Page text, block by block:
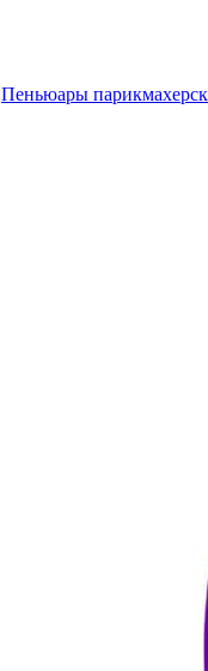
Пеньюары